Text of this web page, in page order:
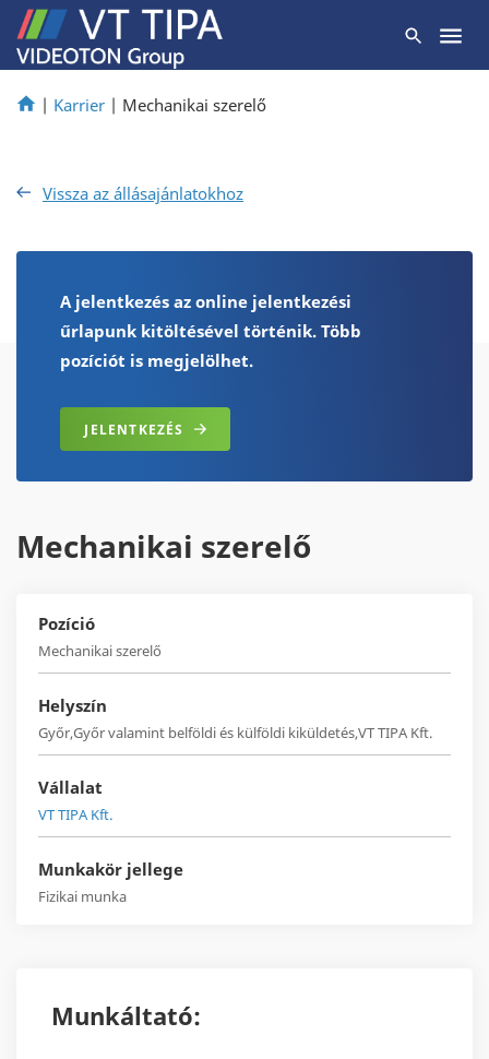
| Karrier | Mechanikai szerelő
Vissza az állásajánlatokhoz
A jelentkezés az online jelentkezési
űrlapunk kitöltésével történik. Több
pozíciót is megjelölhet.
JELENTKEZÉS
Mechanikai szerelő
Munkáltató:
Pozíció
Mechanikai szerelő
Helyszín
Győr,Győr valamint belföldi és külföldi kiküldetés,VT TIPA Kft.
Vállalat
VT TIPA Kft.
Munkakör jellege
Fizikai munka